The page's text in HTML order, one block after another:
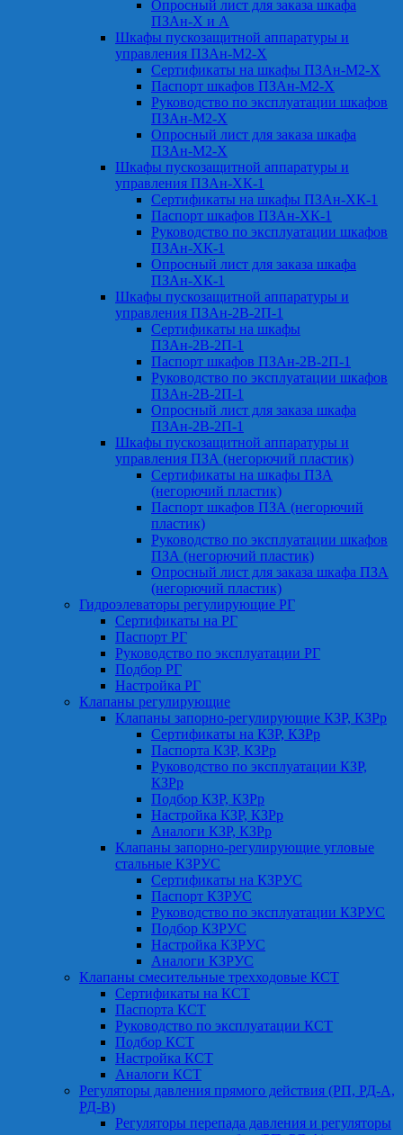
Опросный лист для заказа шкафа
ПЗАн-Х и А
Шкафы пускозащитной аппаратуры и
управления ПЗАн-М2-Х
Сертификаты на шкафы ПЗАн-М2-Х
Паспорт шкафов ПЗАн-М2-Х
Руководство по эксплуатации шкафов
ПЗАн-М2-Х
Опросный лист для заказа шкафа
ПЗАн-М2-Х
Шкафы пускозащитной аппаратуры и
управления ПЗАн-ХК-1
Сертификаты на шкафы ПЗАн-ХК-1
Паспорт шкафов ПЗАн-ХК-1
Руководство по эксплуатации шкафов
ПЗАн-ХК-1
Опросный лист для заказа шкафа
ПЗАн-ХК-1
Шкафы пускозащитной аппаратуры и
управления ПЗАн-2В-2П-1
Сертификаты на шкафы
ПЗАн-2В-2П-1
Паспорт шкафов ПЗАн-2В-2П-1
Руководство по эксплуатации шкафов
ПЗАн-2В-2П-1
Опросный лист для заказа шкафа
ПЗАн-2В-2П-1
Шкафы пускозащитной аппаратуры и
управления ПЗА (негорючий пластик)
Сертификаты на шкафы ПЗА
(негорючий пластик)
Паспорт шкафов ПЗА (негорючий
пластик)
Руководство по эксплуатации шкафов
ПЗА (негорючий пластик)
Опросный лист для заказа шкафа ПЗА
(негорючий пластик)
Гидроэлеваторы регулирующие РГ
Сертификаты на РГ
Паспорт РГ
Руководство по эксплуатации РГ
Подбор РГ
Настройка РГ
Клапаны регулирующие
Клапаны запорно-регулирующие КЗР, КЗРр
Сертификаты на КЗР, КЗРр
Паспорта КЗР, КЗРр
Руководство по эксплуатации КЗР,
КЗРр
Подбор КЗР, КЗРр
Настройка КЗР, КЗРр
Аналоги КЗР, КЗРр
Клапаны запорно-регулирующие угловые
стальные КЗРУС
Сертификаты на КЗРУС
Паспорт КЗРУС
Руководство по эксплуатации КЗРУС
Подбор КЗРУС
Настройка КЗРУС
Аналоги КЗРУС
Клапаны смесительные трехходовые КСТ
Сертификаты на КСТ
Паспорта КСТ
Руководство по эксплуатации КСТ
Подбор КСТ
Настройка КСТ
Аналоги КСТ
Регуляторы давления прямого действия (РП, РД-А,
РД-В)
Регуляторы перепада давления и регуляторы